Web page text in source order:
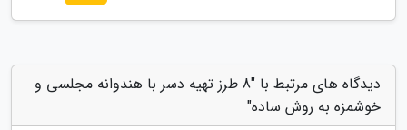
دیدگاه های مرتبط با "8 طرز تهیه دسر با هندوانه مجلسی و
خوشمزه به روش ساده"